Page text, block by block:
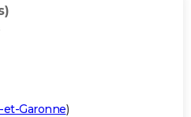
et-Garonne)